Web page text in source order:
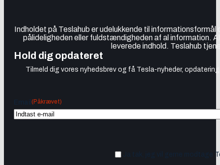
Indholdet på Teslahub er udelukkende til
pålideligheden eller fuldstændigheden af al information.
leverede indhold. Teslahub
Hold dig opdateret
Tilmeld dig vores nyhedsbrev og få Tesla-nyheder,
(Påkrævet)
Ja tak, jeg vil gerne modtage